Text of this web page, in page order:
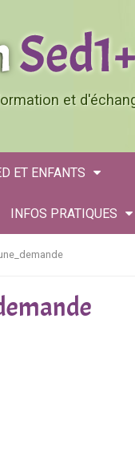
et
ET ENFANTS
INFOS PRATIQUES